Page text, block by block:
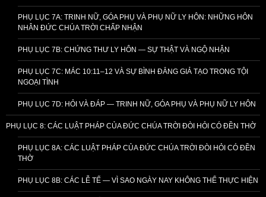
PHỤ LỤC 7A: TRINH NỮ, GÓA PHỤ VÀ PHỤ NỮ LY HÔN: NHỮNG HÔN
NHÂN ĐỨC CHÚA TRỜI CHẤP NHẬN
PHỤ LỤC 7B: CHỨNG THƯ LY HÔN — SỰ THẬT VÀ NGỘ NHẬN
PHỤ LỤC 7C: MÁC 10:11–12 VÀ SỰ BÌNH ĐẲNG GIẢ TẠO TRONG TỘI
NGOẠI TÌNH
PHỤ LỤC 7D: HỎI VÀ ĐÁP — TRINH NỮ, GÓA PHỤ VÀ PHỤ NỮ LY HÔN
PHỤ LỤC 8: CÁC LUẬT PHÁP CỦA ĐỨC CHÚA TRỜI ĐÒI HỎI CÓ ĐỀN THỜ
PHỤ LỤC 8A: CÁC LUẬT PHÁP CỦA ĐỨC CHÚA TRỜI ĐÒI HỎI CÓ ĐỀN
THỜ
PHỤ LỤC 8B: CÁC LỄ TẾ — VÌ SAO NGÀY NAY KHÔNG THỂ THỰC HIỆN